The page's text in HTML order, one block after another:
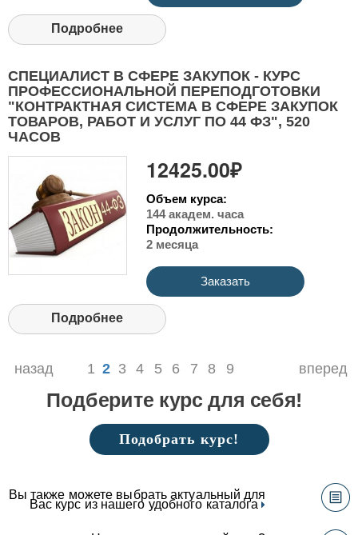
Подробнее
СПЕЦИАЛИСТ В СФЕРЕ ЗАКУПОК - КУРС
ПРОФЕССИОНАЛЬНОЙ ПЕРЕПОДГОТОВКИ
"КОНТРАКТНАЯ СИСТЕМА В СФЕРЕ ЗАКУПОК
ТОВАРОВ, РАБОТ И УСЛУГ ПО 44 ФЗ", 520
ЧАСОВ
12425.00₽
Объем курса:
144 академ. часа
Продолжительность:
2 месяца
Заказать
Подробнее
назад 1 2 3 4 5 6 7 8 9 вперед
Подберите курс для себя!
Подобрать курс!
Вы также можете выбрать актуальный для
Вас курс из нашего удобного каталога